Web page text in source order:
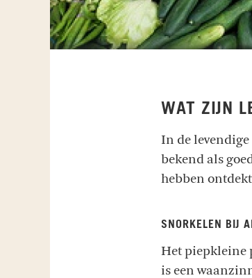
WAT ZIJN
In de levendige
bekend als
hebben
SNORKELEN BIJ
Het piepkleine
is een